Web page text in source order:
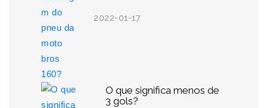
2022-01-17
O que significa menos de
3 gols?